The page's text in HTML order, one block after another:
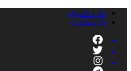
إدارة الموقع
Contact Us